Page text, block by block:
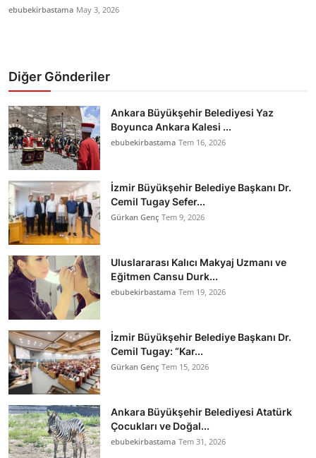
ebubekirbastama May 3, 2026
Diğer Gönderiler
Ankara Büyükşehir Belediyesi Yaz
Boyunca Ankara Kalesi ...
ebubekirbastama Tem 16, 2026
İzmir Büyükşehir Belediye Başkanı Dr.
Cemil Tugay Sefer...
Gürkan Genç Tem 9, 2026
Uluslararası Kalıcı Makyaj Uzmanı ve
Eğitmen Cansu Durk...
ebubekirbastama Tem 19, 2026
İzmir Büyükşehir Belediye Başkanı Dr.
Cemil Tugay: “Kar...
Gürkan Genç Tem 15, 2026
Ankara Büyükşehir Belediyesi Atatürk
Çocukları ve Doğal...
ebubekirbastama Tem 31, 2026